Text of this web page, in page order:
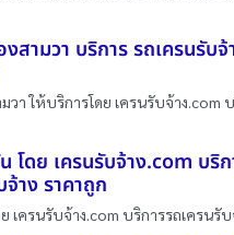
งสามวา บริการ รถเครนรับจ้
วา ให้บริการโดย เครนรับจ้าง.com
โดย เครนรับจ้าง.com บริ
าง ราคาถูก
เครนรับจ้าง.com บริการรถเครนรับ